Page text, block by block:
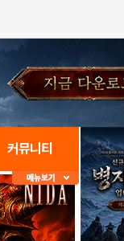
커뮤니티